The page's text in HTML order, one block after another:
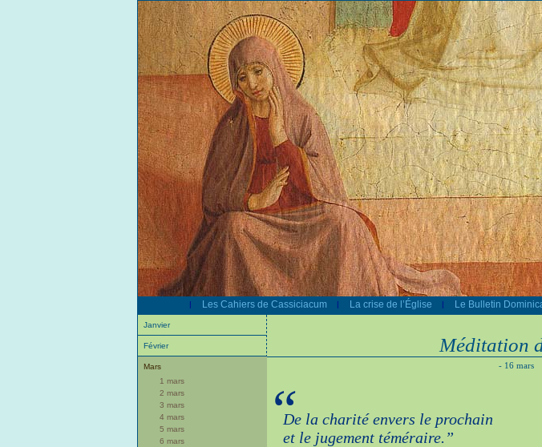
| Les Cahiers de Cassiciacum | La crise de l’Église | Le Bulletin
Janvier
Février
Mars
1 mars
2 mars
3 mars
4 mars
5 mars
6 mars
Méditation
- 16 mars
“
De la charité envers le prochain
et le jugement téméraire.”